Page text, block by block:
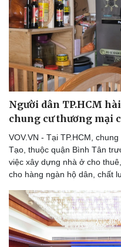
Người dân TP.HCM
chung cư thương mại
VOV.VN - Tại TP.HCM,
Tạo, thuộc quận Bình Tân
việc xây dựng nhà ở cho
cho hàng ngàn hộ dân, chất